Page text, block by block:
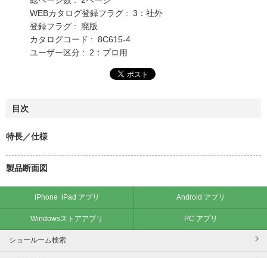
WEBカタログ登録フラグ : 3：社外
登録フラグ : 廃版
カタログコード : 8C615-4
ユーザー区分 : 2：プロ用
目次
特長／仕様
製品断面図
iPhone･iPad アプリ Android アプリ
Windowsストアアプリ PC アプリ
ショールーム検索